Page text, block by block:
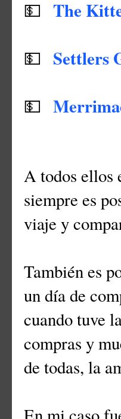
💵 The
💵 Settlers
💵
A todos ellos
siempre es
viaje y
También es
un día de
cuando tuve
compras y
de todas, la